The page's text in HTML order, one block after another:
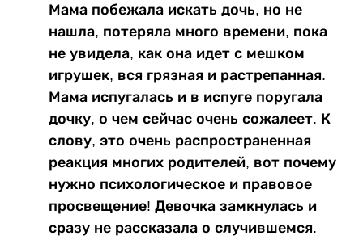
Мама побежала искать дочь, но не
нашла, потеряла много времени, пока
не увидела, как она идет с мешком
игрушек, вся грязная и растрепанная.
Мама испугалась и в испуге поругала
дочку, о чем сейчас очень сожалеет. К
слову, это очень распространенная
реакция многих родителей, вот почему
нужно психологическое и правовое
просвещение! Девочка замкнулась и
сразу не рассказала о случившемся.